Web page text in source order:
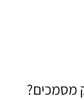
מסמכים?